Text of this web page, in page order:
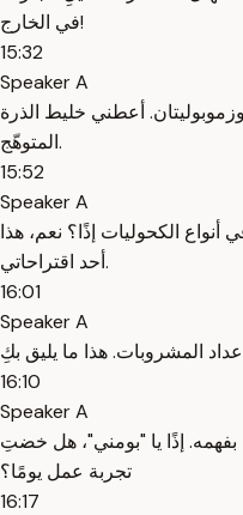
في الخارج!
15:32
Speaker A
أعطني خليط الذرة
المتوهّج.
15:52
Speaker A
الكحوليات إذًا؟ نعم، هذا
أحد اقتراحاتي.
16:01
Speaker A
16:10
Speaker A
بفهمه. إذًا يا "بومني"، هل خضتِ
تجربة عمل يومًا؟
16:17